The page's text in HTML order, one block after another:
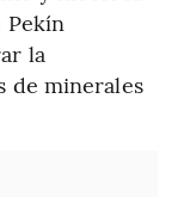
Pekín
la
de minerales